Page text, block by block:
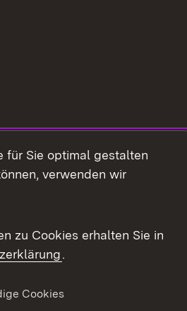
Datenschutz
Barrierefreiheit
für Sie optimal gestalten
verwenden wir
zu Cookies erhalten Sie in
.
Cookies